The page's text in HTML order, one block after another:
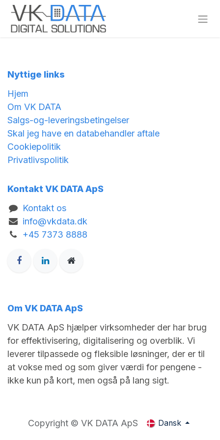
Skip to Content
Nyttige links
Hjem
Om VK DATA
Salgs-og-leveringsbetingelser
Skal jeg have en databehandler aftale
Cookiepolitik
Privatlivspolitik
Kontakt VK DATA ApS
Kontakt os
info@vkdata.dk
+45 7373 8888
Om VK DATA ApS
VK DATA ApS hjælper virksomheder der har brug
for effektivisering, digitalisering og overblik. Vi
leverer tilpassede og fleksible løsninger, der er til
at vokse med og som giver værdi for pengene -
ikke kun på kort, men også på lang sigt.
Copyright © VK DATA ApS Dansk